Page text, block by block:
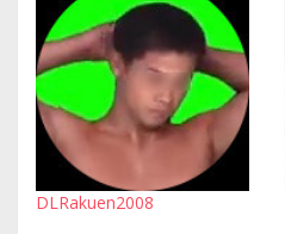
DLRakuen2008